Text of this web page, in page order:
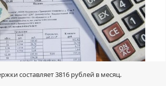
составляет 3816 рублей в месяц.